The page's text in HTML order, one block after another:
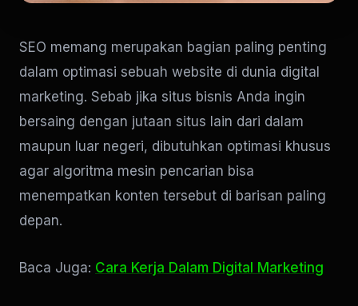
SEO memang merupakan bagian paling penting
dalam optimasi sebuah website di dunia digital
marketing. Sebab jika situs bisnis Anda ingin
bersaing dengan jutaan situs lain dari dalam
maupun luar negeri, dibutuhkan optimasi khusus
agar algoritma mesin pencarian bisa
menempatkan konten tersebut di barisan paling
depan.
Baca Juga: Cara Kerja Dalam Digital Marketing